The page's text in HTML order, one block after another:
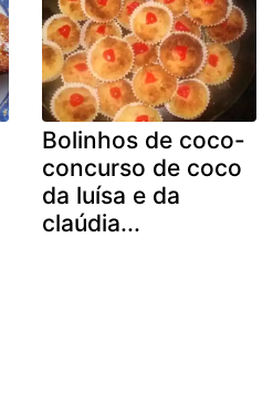
Bolinhos de coco-
concurso de coco
da luísa e da
claúdia...